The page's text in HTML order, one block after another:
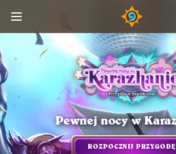
Pewnej nocy w
ROZPOCZNIJ PRZYGODĘ